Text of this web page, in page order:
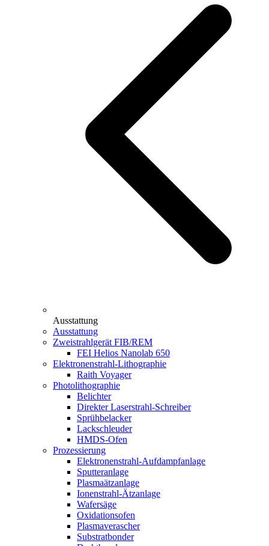
Ausstattung
Ausstattung
Zweistrahlgerät FIB/REM
FEI Helios Nanolab 650
Elektronenstrahl-Lithographie
Raith Voyager
Photolithographie
Belichter
Direkter Laserstrahl-Schreiber
Sprühbelacker
Lackschleuder
HMDS-Ofen
Prozessierung
Elektronenstrahl-Aufdampfanlage
Sputteranlage
Plasmaätzanlage
Ionenstrahl-Ätzanlage
Wafersäge
Oxidationsofen
Plasmaverascher
Substratbonder